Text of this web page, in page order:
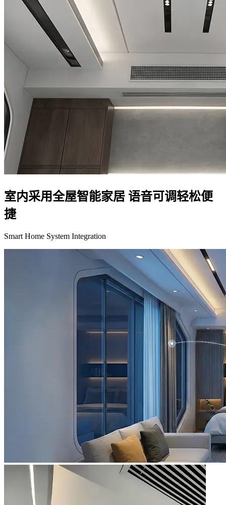
室内采用全屋智能家居 语音可调轻松便
捷
Smart Home System Integration